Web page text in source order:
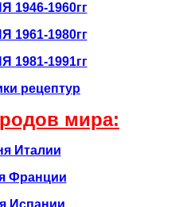
1946-1960гг
1961-1980гг
1981-1991гг
рецептур
мира:
Италии
Франции
Испании